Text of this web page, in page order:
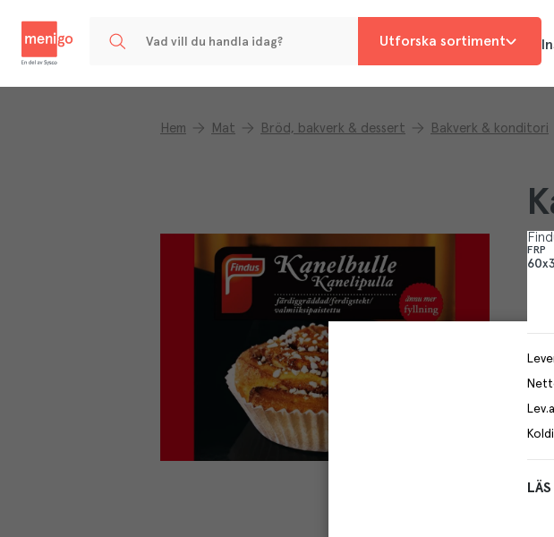
Utforska sortiment
Hem Mat Bröd, bakverk & dessert Bakverk & konditori
FRP